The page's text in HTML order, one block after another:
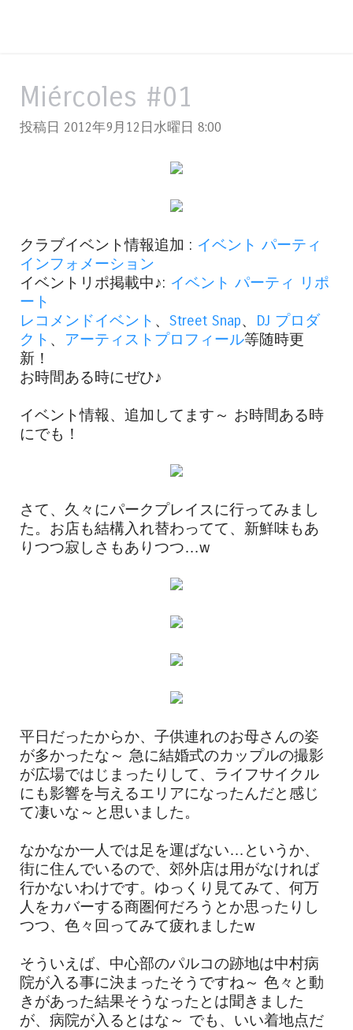
Miércoles #01
投稿日 2012年9月12日水曜日 8:00
クラブイベント情報追加 : イベント パーティ
インフォメーション
イベントリポ掲載中♪: イベント パーティ リポ
ート
レコメンドイベント 、 Street Snap、 DJ プロダ
クト 、 アーティストプロフィール等随時更
新！
お時間ある時にぜひ♪
イベント情報、追加してます～ お時間ある時
にでも！
さて、久々にパークプレイスに行ってみまし
た。お店も結構入れ替わってて、新鮮味もあ
りつつ寂しさもありつつ…w
平日だったからか、子供連れのお母さんの姿
が多かったな～ 急に結婚式のカップルの撮影
が広場ではじまったりして、ライフサイクル
にも影響を与えるエリアになったんだと感じ
て凄いな～と思いました。
なかなか一人では足を運ばない…というか、
街に住んでいるので、郊外店は用がなければ
行かないわけです。ゆっくり見てみて、何万
人をカバーする商圏何だろうとか思ったりし
つつ、色々回ってみて疲れましたw
そういえば、中心部のパルコの跡地は中村病
院が入る事に決まったそうですね～ 色々と動
きがあった結果そうなったとは聞きました
が、病院が入るとはな～ でも、いい着地点だ